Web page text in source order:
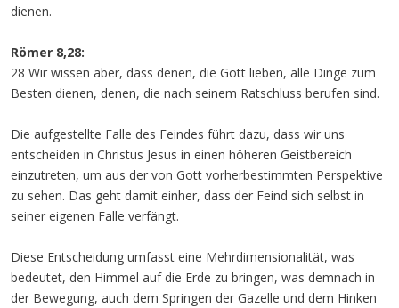
dienen.
Römer 8,28:
28 Wir wissen aber, dass denen, die Gott lieben, alle Dinge zum
Besten dienen, denen, die nach seinem Ratschluss berufen sind.
Die aufgestellte Falle des Feindes führt dazu, dass wir uns
entscheiden in Christus Jesus in einen höheren Geistbereich
einzutreten, um aus der von Gott vorherbestimmten Perspektive
zu sehen. Das geht damit einher, dass der Feind sich selbst in
seiner eigenen Falle verfängt.
Diese Entscheidung umfasst eine Mehrdimensionalität, was
bedeutet, den Himmel auf die Erde zu bringen, was demnach in
der Bewegung, auch dem Springen der Gazelle und dem Hinken